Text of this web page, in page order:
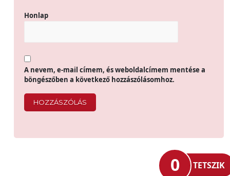
Honlap
A nevem, e-mail címem, és weboldalcímem mentése a
böngészőben a következő hozzászólásomhoz.
0 TETSZIK